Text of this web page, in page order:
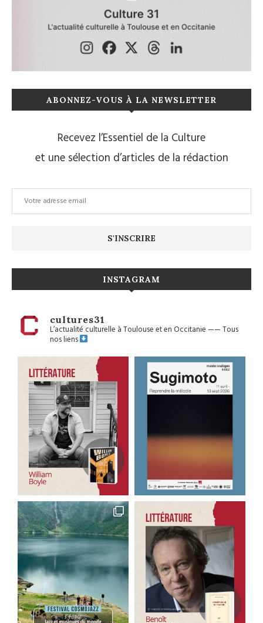
ABONNEZ-VOUS À LA NEWSLETTER
Recevez l’Essentiel de la Culture
et une sélection d’articles de la rédaction
INSTAGRAM
cultures31
L’actualité culturelle à Toulouse et en Occitanie——Tous
nos liens